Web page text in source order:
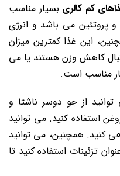
کم کالری بسیار مناسب
پروتئین می ‌باشد و انرژی
این غذا کمترین میزان
کاهش وزن هستند یا می‌
مناسب است.
از جو دوسر ناشتا و
استفاده کنید. می‌ توانید
کنید. همچنین، می ‌توانید
تزئینات استفاده کنید تا